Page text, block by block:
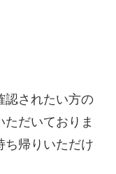
認されたい方の
だいておりま
ち帰りいただけ